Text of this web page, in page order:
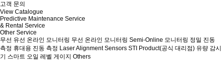
고객 문의
View Catalogue
Predictive Maintenance Service
& Rental Service
Other Service
무선 유선 온라인 모니터링 무선 온라인 모니터링 Semi-Online 모니터링 정밀 진동
측정 휴대용 진동 측정 Laser AlignmentSensors STI Product(공식 대리점) 유량 감시
기 스마트 오일 레벨 게이지 Others